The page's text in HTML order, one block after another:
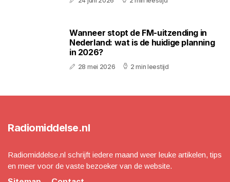
Wanneer stopt de FM-uitzending in
Nederland: wat is de huidige planning
in 2026?
28 mei 2026 2 min leestijd
Radiomiddelse.nl
Radiomiddelse.nl schrijft iedere maand weer leuke artikelen, tips
en meer voor de vaste bezoeker van de website.